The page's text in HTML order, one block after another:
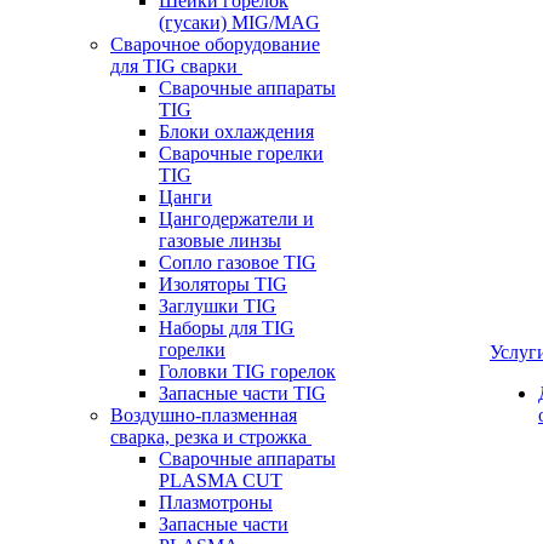
(гусаки) MIG/MAG
Сварочное оборудование
для TIG сварки
Сварочные аппараты
TIG
Блоки охлаждения
Сварочные горелки
TIG
Цанги
Цангодержатели и
газовые линзы
Сопло газовое TIG
Изоляторы TIG
Заглушки TIG
Наборы для TIG
горелки
Головки TIG горелок
Запасные части TIG
Воздушно-плазменная
сварка, резка и строжка
Сварочные аппараты
PLASMA CUT
Плазмотроны
Запасные части